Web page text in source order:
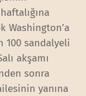
Washington’a
100 sandalyeli
akşamı
sonra
yanına